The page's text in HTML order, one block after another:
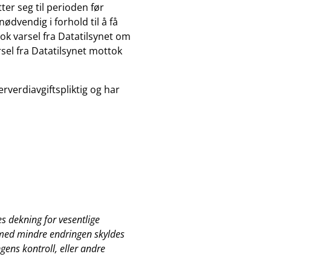
seg til perioden før
i forhold til å få
varsel fra Datatilsynet om
fra Datatilsynet mottok
og har
dekning for vesentlige
mindre endringen skyldes
kontroll, eller andre